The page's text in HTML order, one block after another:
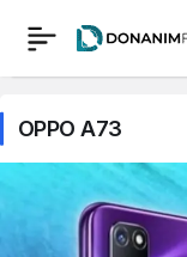
OPPO A73